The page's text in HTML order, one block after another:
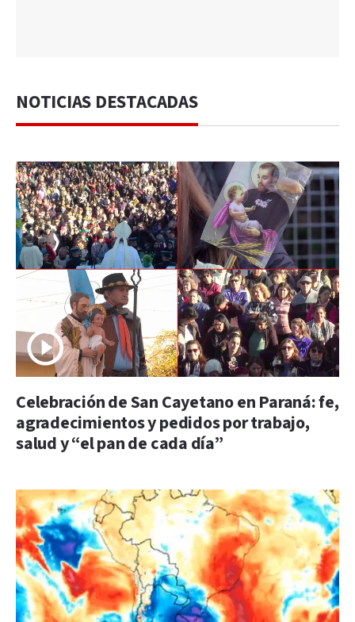
NOTICIAS DESTACADAS
Celebración de San Cayetano en Paraná: fe,
agradecimientos y pedidos por trabajo,
salud y “el pan de cada día”